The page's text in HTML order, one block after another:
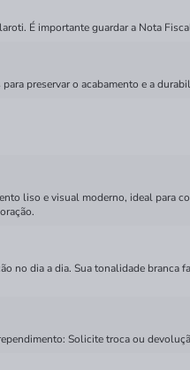
É importante guardar a Nota
preservar o acabamento e a
liso e visual moderno, ideal para
no dia a dia. Sua tonalidade
Solicite troca ou